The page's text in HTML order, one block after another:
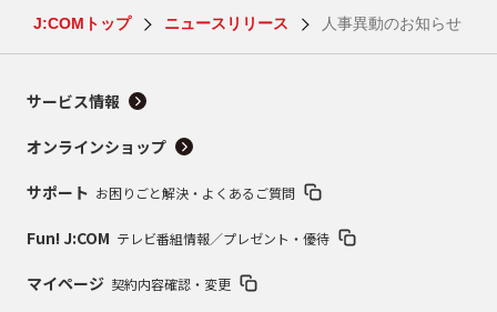
J:COMトップ ニュースリリース 人事異動のお知らせ
サービス情報
オンラインショップ
サポート お困りごと解決・よくあるご質問
Fun! J:COM テレビ番組情報／プレゼント・優待
マイページ 契約内容確認・変更